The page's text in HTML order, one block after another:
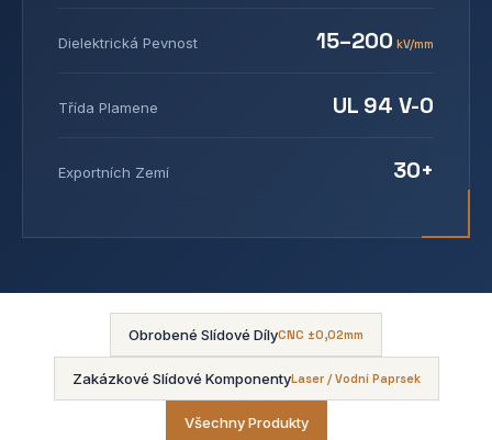
Dielektrická Pevnost 15–200 kV/mm
Třída Plamene UL 94 V-0
Exportních Zemí 30+
Obrobené Slídové DílyCNC ±0,02mm
Zakázkové Slídové KomponentyLaser / Vodní Paprsek
Všechny Produkty